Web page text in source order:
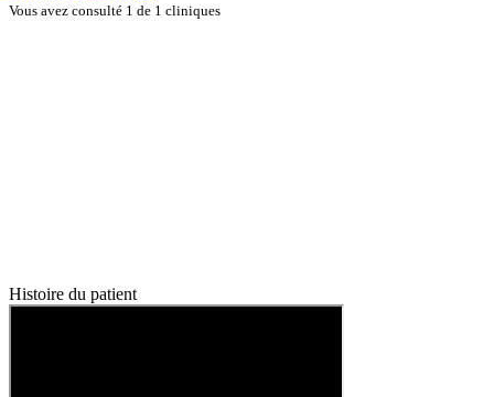
Vous avez consulté 1 de 1 cliniques
Histoire du patient